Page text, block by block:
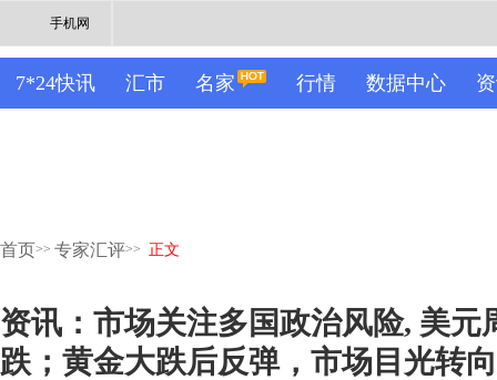
手机网
7*24快讯 汇市 名家 行情 数据中心
首页>> 专家汇评>> 正文
资讯：市场关注多国政治风险, 美元
跌；黄金大跌后反弹，市场目光转